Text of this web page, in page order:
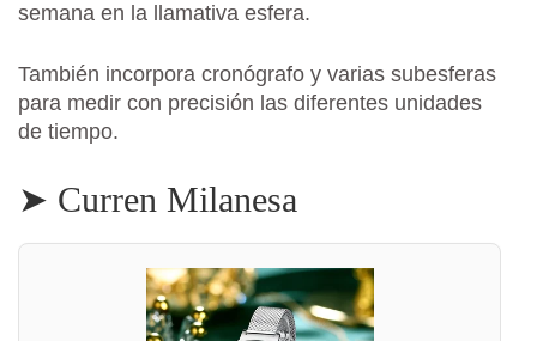
semana en la llamativa esfera.
También incorpora cronógrafo y varias subesferas
para medir con precisión las diferentes unidades
de tiempo.
➤ Curren Milanesa